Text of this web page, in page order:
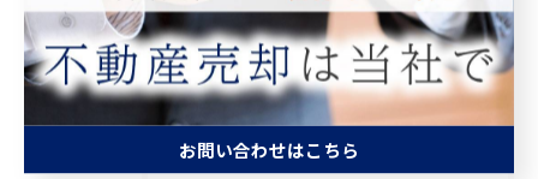
買取
最近の投稿 Recent Posts
お問い合わせはこちら